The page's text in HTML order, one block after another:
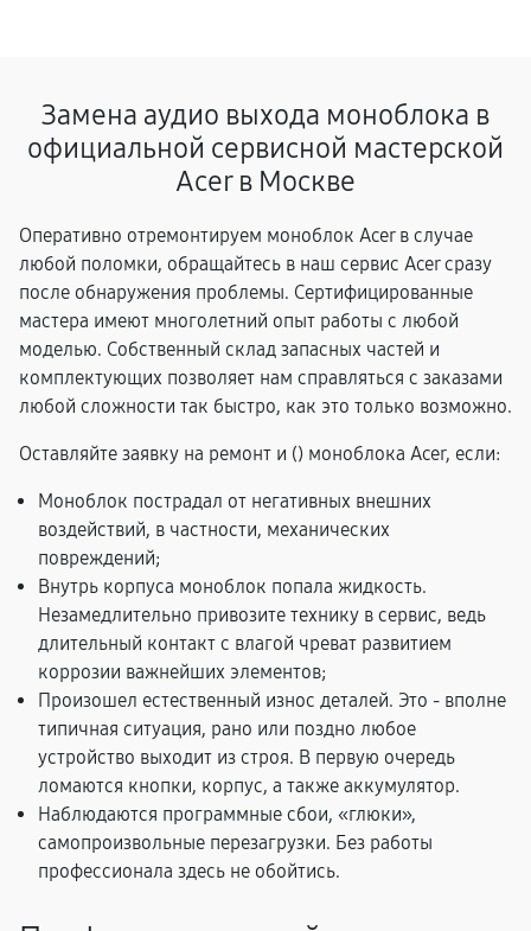
Замена аудио выхода моноблока в
официальной сервисной мастерской
Acer в Москве
Оперативно отремонтируем моноблок Acer в случае
любой поломки, обращайтесь в наш сервис Acer сразу
после обнаружения проблемы. Сертифицированные
мастера имеют многолетний опыт работы с любой
моделью. Собственный склад запасных частей и
комплектующих позволяет нам справляться с заказами
любой сложности так быстро, как это только возможно.
Оставляйте заявку на ремонт и () моноблока Acer, если:
Моноблок пострадал от негативных внешних
воздействий, в частности, механических
повреждений;
Внутрь корпуса моноблок попала жидкость.
Незамедлительно привозите технику в сервис, ведь
длительный контакт с влагой чреват развитием
коррозии важнейших элементов;
Произошел естественный износ деталей. Это - вполне
типичная ситуация, рано или поздно любое
устройство выходит из строя. В первую очередь
ломаются кнопки, корпус, а также аккумулятор.
Наблюдаются программные сбои, «глюки»,
самопроизвольные перезагрузки. Без работы
профессионала здесь не обойтись.